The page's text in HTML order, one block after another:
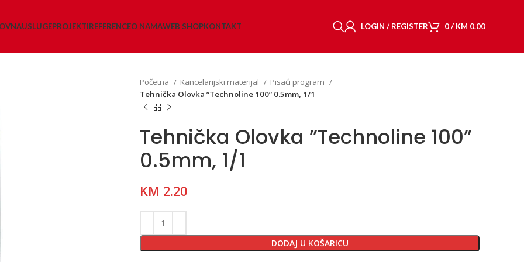
USLUGEPROJEKTIREFERENCEO NAMAWEB SHOPKONTAKT LOGIN / REGISTER 0/ KM 0.00
Početna Kancelarijski materijal
Pisaći program
Tehnička Olovka ”Technoline 100” 0.5mm, 1/1
Tehnička Olovka ”Technoline 100”
0.5mm, 1/1
KM 2.20
DODAJ U KOŠARICU